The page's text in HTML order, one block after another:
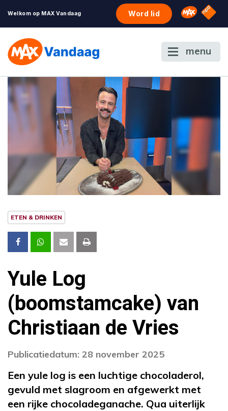
Welkom op MAX Vandaag Word lid Omroep
NPO
menu
ETEN & DRINKEN
Yule Log
(boomstamcake) van
Christiaan de Vries
Publicatiedatum: 28 november 2025
Een yule log is een luchtige chocoladerol,
gevuld met slagroom en afgewerkt met
een rijke chocoladeganache. Qua uiterlijk